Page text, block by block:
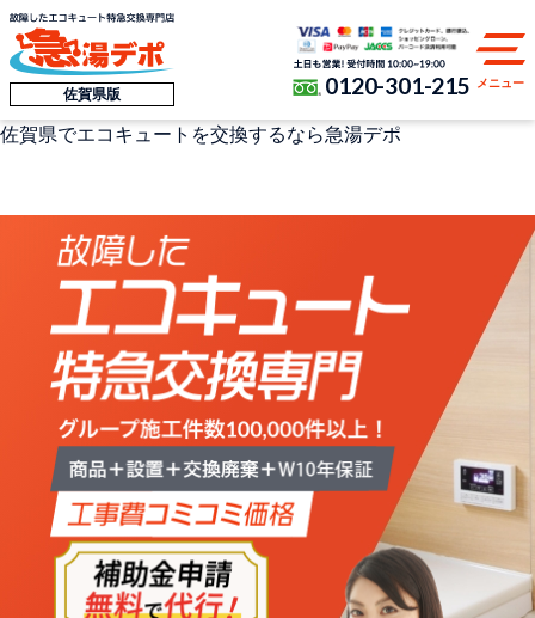
佐賀県版 0120-301-215 メニュー
佐賀県でエコキュートを交換するなら急湯デポ